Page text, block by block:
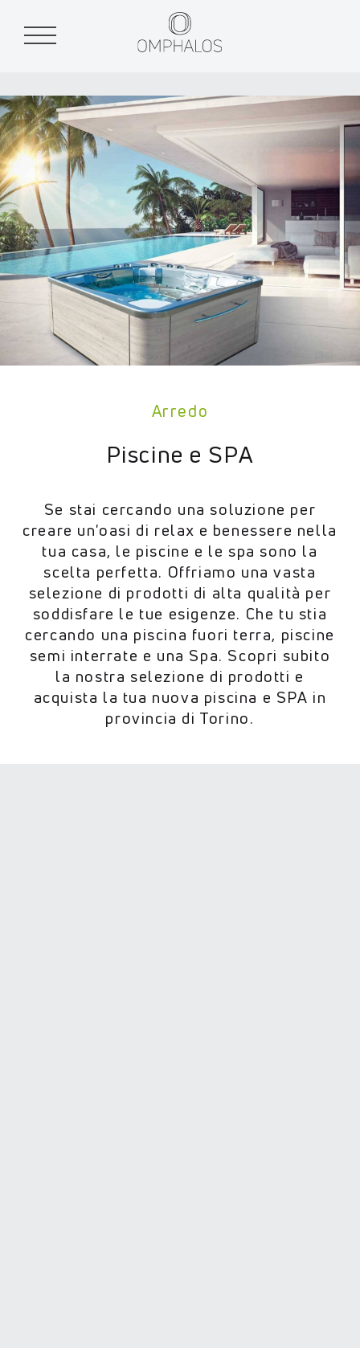
Arredo
Piscine e SPA
Se stai cercando una soluzione per
creare un'oasi di relax e benessere nella
tua casa, le piscine e le spa sono la
scelta perfetta. Offriamo una vasta
selezione di prodotti di alta qualità per
soddisfare le tue esigenze. Che tu stia
cercando una piscina fuori terra, piscine
semi interrate e una Spa. Scopri subito
la nostra selezione di prodotti e
acquista la tua nuova piscina e SPA in
provincia di Torino.